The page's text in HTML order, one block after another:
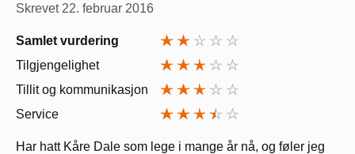
Skrevet 22. februar 2016
Samlet vurdering
Tilgjengelighet
Tillit og kommunikasjon
Service
Har hatt Kåre Dale som lege i mange år nå, og føler jeg